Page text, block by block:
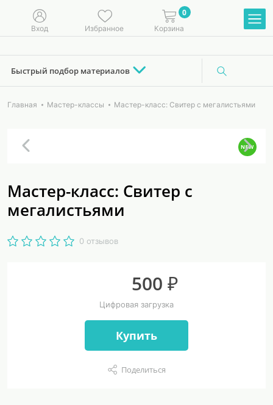
Вход Избранное
0
Корзина
Быстрый подбор материалов
Главная Мастер-классы Мастер-класс: Свитер с мегалистьями
Мастер-класс: Свитер с
мегалистьями
0 отзывов
500 ₽
Цифровая загрузка
Купить
Поделиться